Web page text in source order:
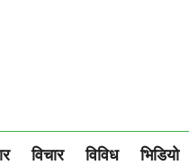
विचार विविध भिडियो